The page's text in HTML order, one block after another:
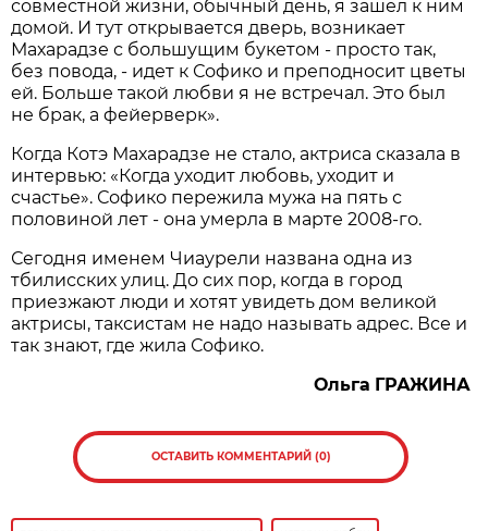
совместной жизни, обычный день, я зашел к ним
домой. И тут открывается дверь, возникает
Махарадзе с большущим букетом - просто так,
без повода, - идет к Софико и преподносит цветы
ей. Больше такой любви я не встречал. Это был
не брак, а фейерверк».
Когда Котэ Махарадзе не стало, актриса сказала в
интервью: «Когда уходит любовь, уходит и
счастье». Софико пережила мужа на пять с
половиной лет - она умерла в марте 2008-го.
Сегодня именем Чиаурели названа одна из
тбилисских улиц. До сих пор, когда в город
приезжают люди и хотят увидеть дом великой
актрисы, таксистам не надо называть адрес. Все и
так знают, где жила Софико.
Ольга ГРАЖИНА
ОСТАВИТЬ КОММЕНТАРИЙ (0)